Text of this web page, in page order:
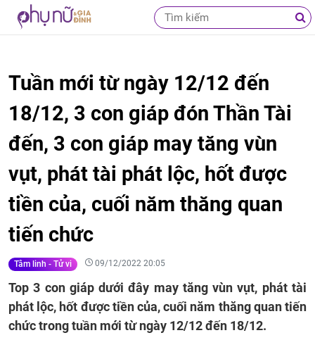
Tuần mới từ ngày 12/12 đến
18/12, 3 con giáp đón Thần Tài
đến, 3 con giáp may tăng vùn
vụt, phát tài phát lộc, hốt được
tiền của, cuối năm thăng quan
tiến chức
Tâm linh - Tử vi 09/12/2022 20:05
Top 3 con giáp dưới đây may tăng vùn vụt, phát tài
phát lộc, hốt được tiền của, cuối năm thăng quan tiến
chức trong tuần mới từ ngày 12/12 đến 18/12.